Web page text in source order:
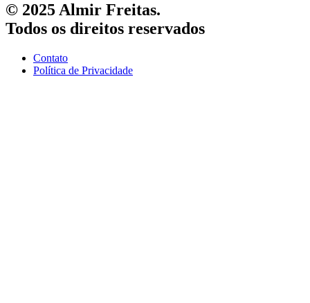
© 2025 Almir Freitas.
Todos os direitos reservados
Contato
Política de Privacidade